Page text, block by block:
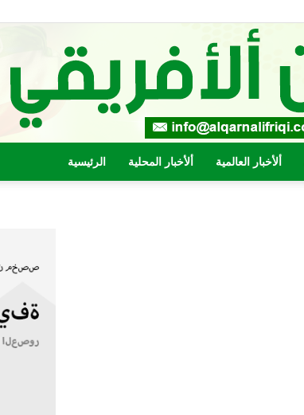
الرئيسية ألأخبار المحلية ألأخبار العالمية